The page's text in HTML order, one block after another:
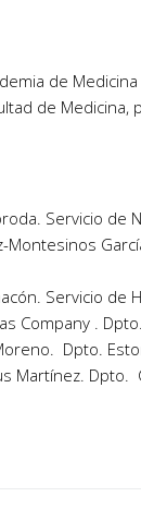
de
de Medicina,
Servicio de
Servicio de
Company .
Dpto.
Martínez.